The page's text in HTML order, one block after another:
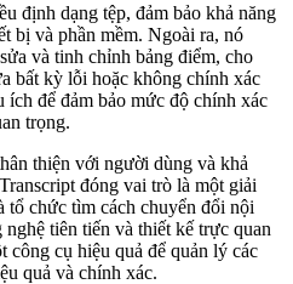
định dạng tệp, đảm bảo khả năng
bị và phần mềm. Ngoài ra, nó
và tinh chỉnh bảng điểm, cho
bất kỳ lỗi hoặc không chính xác
ích để đảm bảo mức độ chính xác
trọng.
thiện với người dùng và khả
đóng vai trò là một giải
tổ chức tìm cách chuyển đổi nội
tiên tiến và thiết kế trực quan
công cụ hiệu quả để quản lý các
quả và chính xác.